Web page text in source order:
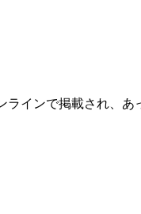
インで掲載され、